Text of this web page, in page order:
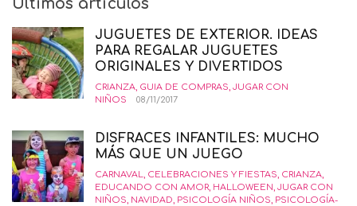
Últimos artículos
JUGUETES DE EXTERIOR. IDEAS
PARA REGALAR JUGUETES
ORIGINALES Y DIVERTIDOS
CRIANZA, GUIA DE COMPRAS, JUGAR CON
NIÑOS
08/11/2017
DISFRACES INFANTILES: MUCHO
MÁS QUE UN JUEGO
CARNAVAL, CELEBRACIONES Y FIESTAS, CRIANZA,
EDUCANDO CON AMOR, HALLOWEEN, JUGAR CON
NIÑOS, NAVIDAD, PSICOLOGÍA NIÑOS, PSICOLOGÍA-